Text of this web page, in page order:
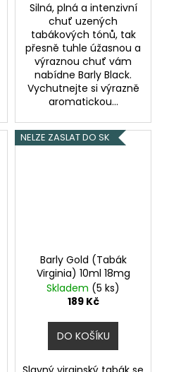
Silná, plná a intenzivní
chuť uzených
tabákových tónů, tak
přesně tuhle úžasnou a
výraznou chuť vám
nabídne Barly Black.
Vychutnejte si výrazně
aromatickou...
NELZE ZASLAT DO SK
Barly Gold (Tabák
Virginia) 10ml 18mg
Skladem (5 ks)
189 Kč
DO KOŠÍKU